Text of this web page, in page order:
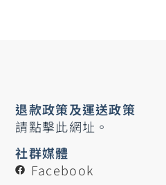
社群媒體
Facebook
退款政策及運送政策
請點擊此網址。